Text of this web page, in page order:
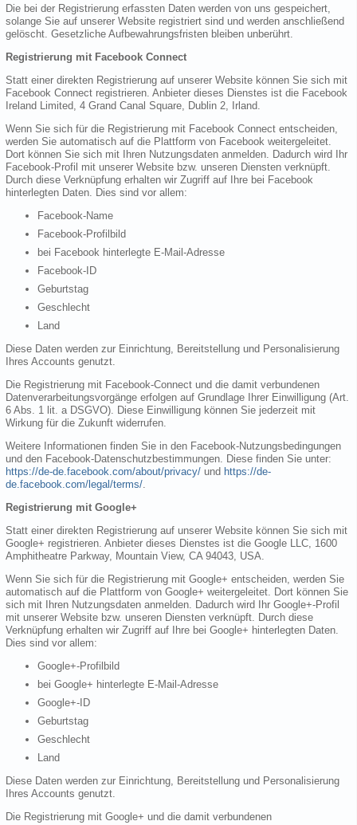
Die bei der Registrierung erfassten Daten werden von uns gespeichert,
solange Sie auf unserer Website registriert sind und werden anschließend
gelöscht. Gesetzliche Aufbewahrungsfristen bleiben unberührt.
Registrierung mit Facebook Connect
Statt einer direkten Registrierung auf unserer Website können Sie sich mit
Facebook Connect registrieren. Anbieter dieses Dienstes ist die Facebook
Ireland Limited, 4 Grand Canal Square, Dublin 2, Irland.
Wenn Sie sich für die Registrierung mit Facebook Connect entscheiden,
werden Sie automatisch auf die Plattform von Facebook weitergeleitet.
Dort können Sie sich mit Ihren Nutzungsdaten anmelden. Dadurch wird Ihr
Facebook-Profil mit unserer Website bzw. unseren Diensten verknüpft.
Durch diese Verknüpfung erhalten wir Zugriff auf Ihre bei Facebook
hinterlegten Daten. Dies sind vor allem:
Facebook-Name
Facebook-Profilbild
bei Facebook hinterlegte E-Mail-Adresse
Facebook-ID
Geburtstag
Geschlecht
Land
Diese Daten werden zur Einrichtung, Bereitstellung und Personalisierung
Ihres Accounts genutzt.
Die Registrierung mit Facebook-Connect und die damit verbundenen
Datenverarbeitungsvorgänge erfolgen auf Grundlage Ihrer Einwilligung (Art.
6 Abs. 1 lit. a DSGVO). Diese Einwilligung können Sie jederzeit mit
Wirkung für die Zukunft widerrufen.
Weitere Informationen finden Sie in den Facebook-Nutzungsbedingungen
und den Facebook-Datenschutzbestimmungen. Diese finden Sie unter:
https://de-de.facebook.com/about/privacy/ und https://de-
de.facebook.com/legal/terms/.
Registrierung mit Google+
Statt einer direkten Registrierung auf unserer Website können Sie sich mit
Google+ registrieren. Anbieter dieses Dienstes ist die Google LLC, 1600
Amphitheatre Parkway, Mountain View, CA 94043, USA.
Wenn Sie sich für die Registrierung mit Google+ entscheiden, werden Sie
automatisch auf die Plattform von Google+ weitergeleitet. Dort können Sie
sich mit Ihren Nutzungsdaten anmelden. Dadurch wird Ihr Google+-Profil
mit unserer Website bzw. unseren Diensten verknüpft. Durch diese
Verknüpfung erhalten wir Zugriff auf Ihre bei Google+ hinterlegten Daten.
Dies sind vor allem:
Google+-Profilbild
bei Google+ hinterlegte E-Mail-Adresse
Google+-ID
Geburtstag
Geschlecht
Land
Diese Daten werden zur Einrichtung, Bereitstellung und Personalisierung
Ihres Accounts genutzt.
Die Registrierung mit Google+ und die damit verbundenen